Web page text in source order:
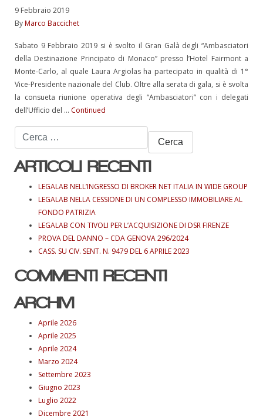
9 Febbraio 2019
ByMarco Baccichet
Sabato 9 Febbraio 2019 si è svolto il Gran Galà degli “Ambasciatori
della Destinazione Principato di Monaco” presso l’Hotel Fairmont a
Monte-Carlo, al quale Laura Argiolas ha partecipato in qualità di 1°
Vice-Presidente nazionale del Club. Oltre alla serata di gala, si è svolta
la consueta riunione operativa degli “Ambasciatori” con i delegati
dell’Ufficio del … Continued
Ricerca
per:
ARTICOLI RECENTI
LEGALAB NELL’INGRESSO DI BROKER NET ITALIA IN WIDE GROUP
LEGALAB NELLA CESSIONE DI UN COMPLESSO IMMOBILIARE AL
FONDO PATRIZIA
LEGALAB CON TIVOLI PER L’ACQUISIZIONE DI DSR FIRENZE
PROVA DEL DANNO – CDA GENOVA 296/2024
CASS. SU CIV. SENT. N. 9479 DEL 6 APRILE 2023
COMMENTI RECENTI
ARCHIVI
Aprile 2026
Aprile 2025
Aprile 2024
Marzo 2024
Settembre 2023
Giugno 2023
Luglio 2022
Dicembre 2021